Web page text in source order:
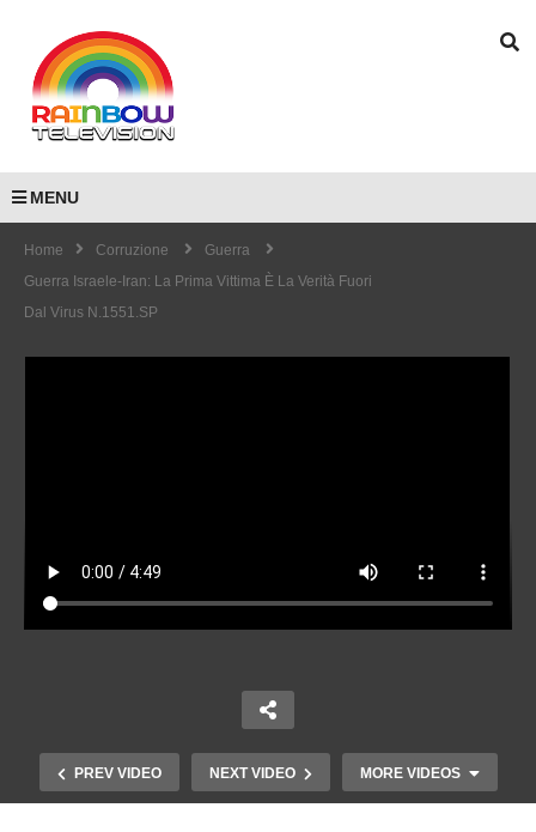
MENU
Home Corruzione
Guerra
Guerra Israele-Iran: La Prima Vittima È La Verità Fuori
Dal Virus N.1551.SP
PREV VIDEO NEXT VIDEO MORE VIDEOS